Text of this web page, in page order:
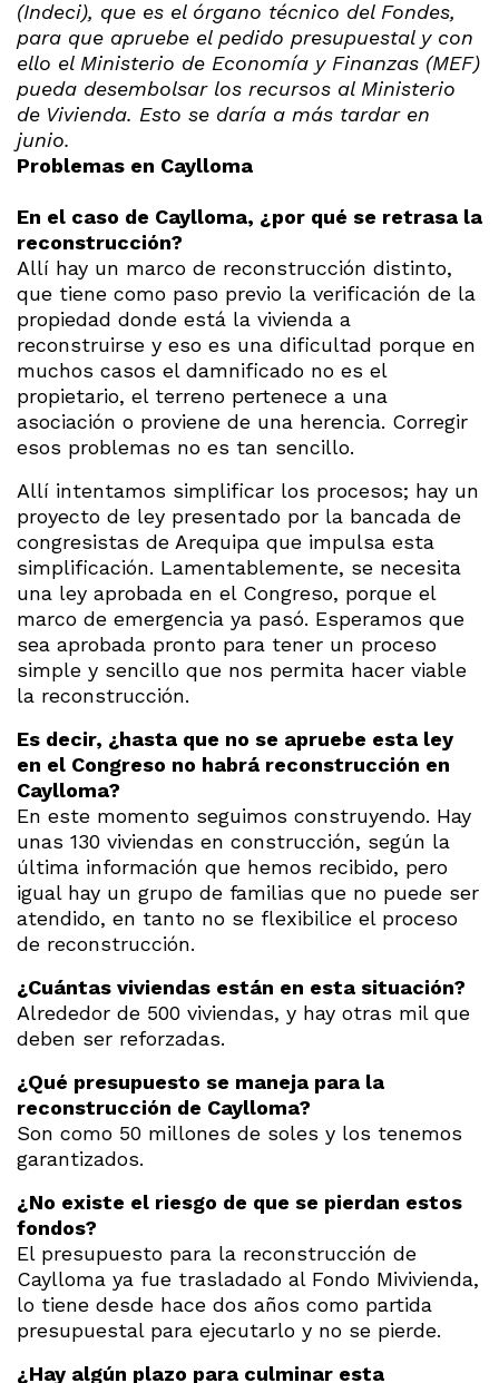
(Indeci), que es el órgano técnico del Fondes,
para que apruebe el pedido presupuestal y con
ello el Ministerio de Economía y Finanzas (MEF)
pueda desembolsar los recursos al Ministerio
de Vivienda. Esto se daría a más tardar en
junio.
Problemas en Caylloma
En el caso de Caylloma, ¿por qué se retrasa la
reconstrucción?
Allí hay un marco de reconstrucción distinto,
que tiene como paso previo la verificación de la
propiedad donde está la vivienda a
reconstruirse y eso es una dificultad porque en
muchos casos el damnificado no es el
propietario, el terreno pertenece a una
asociación o proviene de una herencia. Corregir
esos problemas no es tan sencillo.
Allí intentamos simplificar los procesos; hay un
proyecto de ley presentado por la bancada de
congresistas de Arequipa que impulsa esta
simplificación. Lamentablemente, se necesita
una ley aprobada en el Congreso, porque el
marco de emergencia ya pasó. Esperamos que
sea aprobada pronto para tener un proceso
simple y sencillo que nos permita hacer viable
la reconstrucción.
Es decir, ¿hasta que no se apruebe esta ley
en el Congreso no habrá reconstrucción en
Caylloma?
En este momento seguimos construyendo. Hay
unas 130 viviendas en construcción, según la
última información que hemos recibido, pero
igual hay un grupo de familias que no puede ser
atendido, en tanto no se flexibilice el proceso
de reconstrucción.
¿Cuántas viviendas están en esta situación?
Alrededor de 500 viviendas, y hay otras mil que
deben ser reforzadas.
¿Qué presupuesto se maneja para la
reconstrucción de Caylloma?
Son como 50 millones de soles y los tenemos
garantizados.
¿No existe el riesgo de que se pierdan estos
fondos?
El presupuesto para la reconstrucción de
Caylloma ya fue trasladado al Fondo Mivivienda,
lo tiene desde hace dos años como partida
presupuestal para ejecutarlo y no se pierde.
¿Hay algún plazo para culminar esta